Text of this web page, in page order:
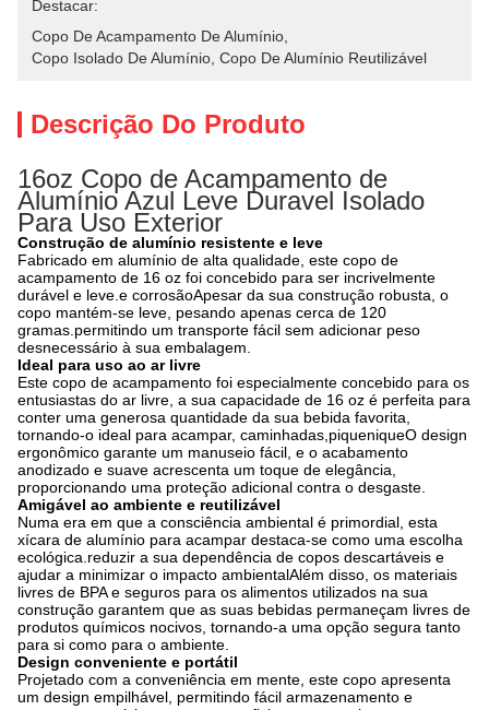
Destacar:
Copo De Acampamento De Alumínio
Copo Isolado De Alumínio Copo De Alumínio Reutilizável
Descrição Do Produto
16oz Copo de Acampamento de
Alumínio Azul Leve Duravel Isolado
Para Uso Exterior
Construção de alumínio resistente e leve
Fabricado em alumínio de alta qualidade, este copo de
acampamento de 16 oz foi concebido para ser incrivelmente
durável e leve.e corrosãoApesar da sua construção robusta, o
copo mantém-se leve, pesando apenas cerca de 120
gramas.permitindo um transporte fácil sem adicionar peso
desnecessário à sua embalagem.
Ideal para uso ao ar livre
Este copo de acampamento foi especialmente concebido para os
entusiastas do ar livre, a sua capacidade de 16 oz é perfeita para
conter uma generosa quantidade da sua bebida favorita,
tornando-o ideal para acampar, caminhadas,piqueniqueO design
ergonômico garante um manuseio fácil, e o acabamento
anodizado e suave acrescenta um toque de elegância,
proporcionando uma proteção adicional contra o desgaste.
Amigável ao ambiente e reutilizável
Numa era em que a consciência ambiental é primordial, esta
xícara de alumínio para acampar destaca-se como uma escolha
ecológica.reduzir a sua dependência de copos descartáveis e
ajudar a minimizar o impacto ambientalAlém disso, os materiais
livres de BPA e seguros para os alimentos utilizados na sua
construção garantem que as suas bebidas permaneçam livres de
produtos químicos nocivos, tornando-a uma opção segura tanto
para si como para o ambiente.
Design conveniente e portátil
Projetado com a conveniência em mente, este copo apresenta
um design empilhável, permitindo fácil armazenamento e